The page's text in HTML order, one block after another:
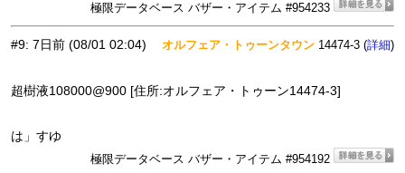
極限データベース バザー・アイテム #954233
#9: 7日前 (08/01 02:04) オルフェア・トゥーンタウン 14474-3 (詳細)
超樹液108000@900 [住所:オルフェア・トゥーン14474-3]
は」すゆ
極限データベース バザー・アイテム #954192